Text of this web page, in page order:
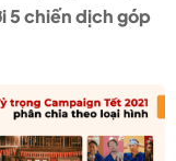
5 chiến dịch góp